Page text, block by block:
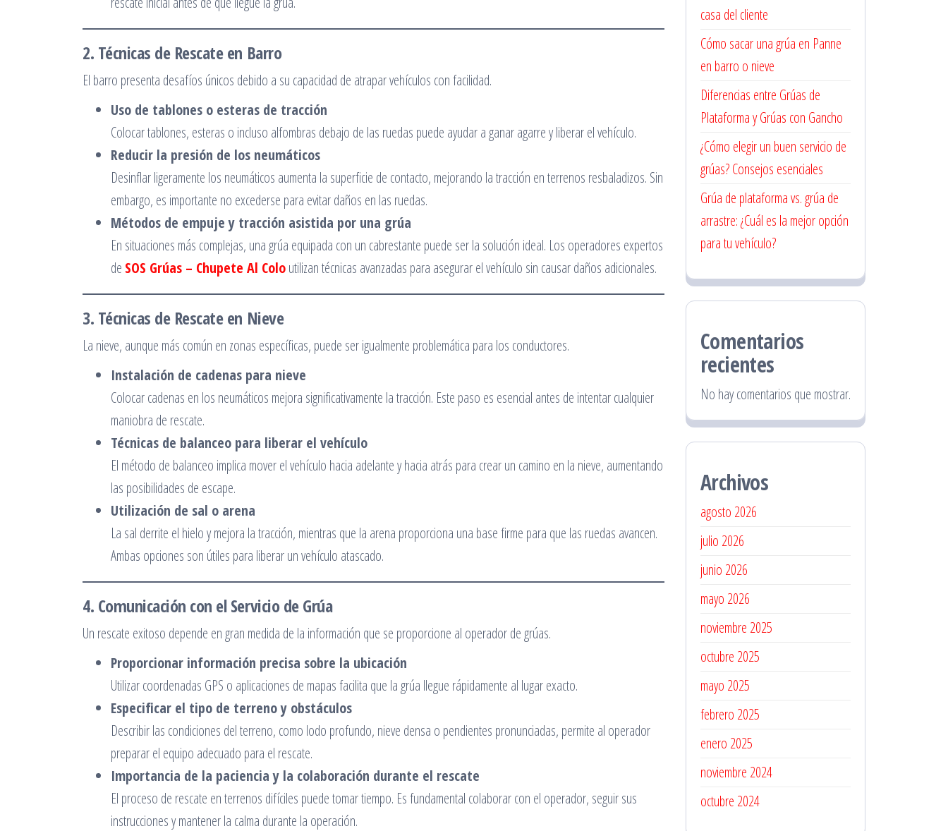
2. Técnicas de Rescate en Barro
El barro presenta desafíos únicos debido a su capacidad de atrapar vehículos con facilidad.
Uso de tablones o esteras de tracción
Colocar tablones, esteras o incluso alfombras debajo de las ruedas puede ayudar a ganar agarre y liberar el vehículo.
Reducir la presión de los neumáticos
Desinflar ligeramente los neumáticos aumenta la superficie de contacto, mejorando la tracción en terrenos resbaladizos. Sin
embargo, es importante no excederse para evitar daños en las ruedas.
Métodos de empuje y tracción asistida por una grúa
En situaciones más complejas, una grúa equipada con un cabrestante puede ser la solución ideal. Los operadores expertos
de SOS Grúas – Chupete Al Coloutilizan técnicas avanzadas para asegurar el vehículo sin causar daños adicionales.
3. Técnicas de Rescate en Nieve
La nieve, aunque más común en zonas específicas, puede ser igualmente problemática para los conductores.
Instalación de cadenas para nieve
Colocar cadenas en los neumáticos mejora significativamente la tracción. Este paso es esencial antes de intentar cualquier
maniobra de rescate.
Técnicas de balanceo para liberar el vehículo
El método de balanceo implica mover el vehículo hacia adelante y hacia atrás para crear un camino en la nieve, aumentando
las posibilidades de escape.
Utilización de sal o arena
La sal derrite el hielo y mejora la tracción, mientras que la arena proporciona una base firme para que las ruedas avancen.
Ambas opciones son útiles para liberar un vehículo atascado.
4. Comunicación con el Servicio de Grúa
Un rescate exitoso depende en gran medida de la información que se proporcione al operador de grúas.
Proporcionar información precisa sobre la ubicación
Utilizar coordenadas GPS o aplicaciones de mapas facilita que la grúa llegue rápidamente al lugar exacto.
Especificar el tipo de terreno y obstáculos
Describir las condiciones del terreno, como lodo profundo, nieve densa o pendientes pronunciadas, permite al operador
preparar el equipo adecuado para el rescate.
Importancia de la paciencia y la colaboración durante el rescate
El proceso de rescate en terrenos difíciles puede tomar tiempo. Es fundamental colaborar con el operador, seguir sus
instrucciones y mantener la calma durante la operación.
casa del cliente
Cómo sacar una grúa en Panne
en barro o nieve
Diferencias entre Grúas de
Plataforma y Grúas con Gancho
¿Cómo elegir un buen servicio de
grúas? Consejos esenciales
Grúa de plataforma vs. grúa de
arrastre: ¿Cuál es la mejor opción
para tu vehículo?
Comentarios
recientes
No hay comentarios que mostrar.
Archivos
agosto 2026
julio 2026
junio 2026
mayo 2026
noviembre 2025
octubre 2025
mayo 2025
febrero 2025
enero 2025
noviembre 2024
octubre 2024